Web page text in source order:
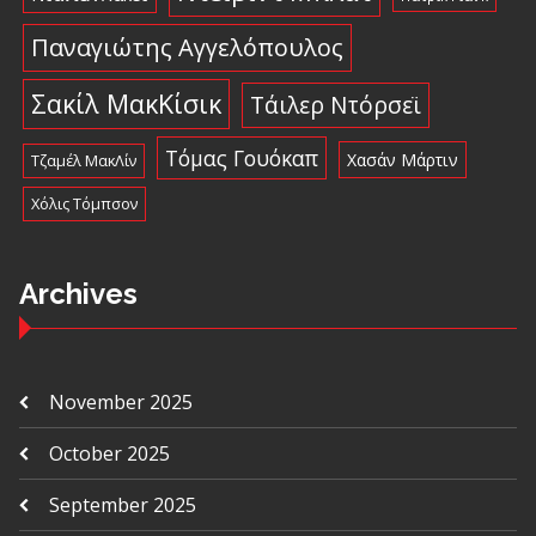
Παναγιώτης Αγγελόπουλος
Σακίλ ΜακΚίσικ Τάιλερ Ντόρσεϊ
Τζαμέλ ΜακΛίν Τόμας Γουόκαπ Χασάν Μάρτιν
Χόλις Τόμπσον
Archives
November 2025
October 2025
September 2025